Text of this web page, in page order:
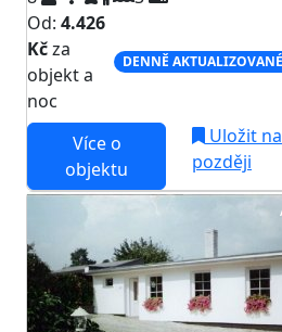
Od: 4.426
Kčza
objekt a
noc
DENNĚ
Více o
objektu
Uložit na
později